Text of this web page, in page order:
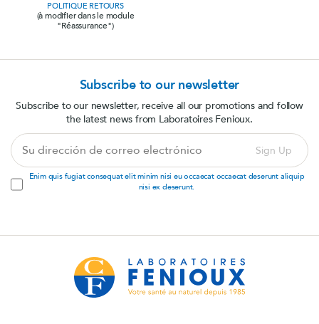
POLITIQUE RETOURS
(à modifier dans le module
"Réassurance")
Subscribe to our newsletter
Subscribe to our newsletter, receive all our promotions and follow
the latest news from Laboratoires Fenioux.
dirección
de
correo
Sign Up
Enim quis fugiat consequat elit minim nisi eu occaecat occaecat deserunt aliquip
nisi ex deserunt.